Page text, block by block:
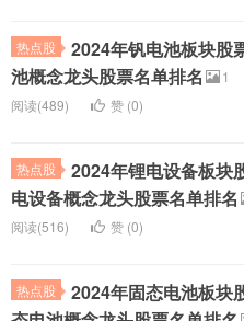
热点股
2024年钒电池板块股
池概念龙头股票名单排名
1
阅读(489)
赞 (0)
热点股
2024年锂电设备板块
电设备概念龙头股票名单排名
阅读(516)
赞 (0)
热点股
2024年固态电池板块